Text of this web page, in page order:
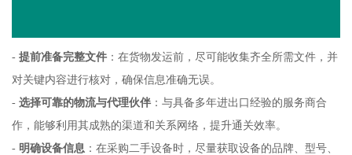
- 提前准备完整文件：在货物发运前，尽可能收集齐全所需文件，并
对关键内容进行核对，确保信息准确无误。
- 选择可靠的物流与代理伙伴：与具备多年进出口经验的服务商合
作，能够利用其成熟的渠道和关系网络，提升通关效率。
- 明确设备信息 ：在采购二手设备时，尽量获取设备的品牌、型号、